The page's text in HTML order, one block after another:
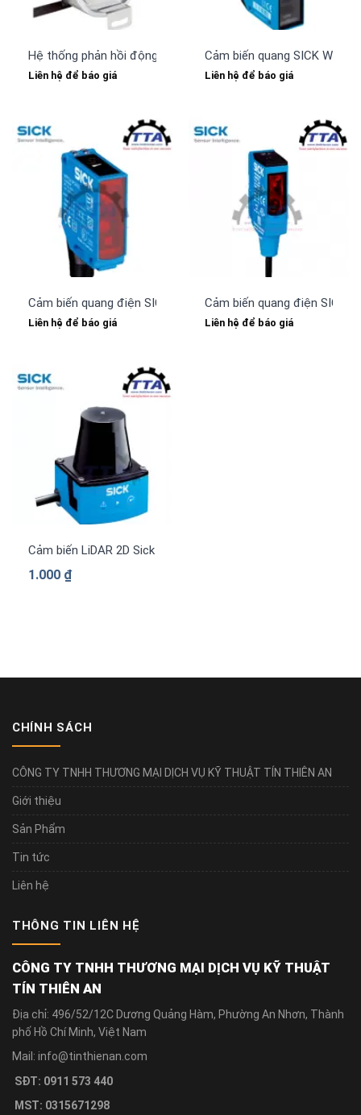
Hệ thống phản hồi động cơ SICK SFS60S-HLKT0K02
Liên hệ để báo giá
Cảm biến quang SICK WT24-
Liên hệ để báo giá
Cảm biến quang điện SICK WTF12-3P2431
Liên hệ để báo giá
Cảm biến quang điện SICK
Liên hệ để báo giá
Cảm biến LiDAR 2D Sick TIM320-1031000
1.000 ₫
CHÍNH SÁCH
CÔNG TY TNHH THƯƠNG MẠI DỊCH VỤ KỸ THUẬT TÍN THIÊN AN
Giới thiệu
Sản Phẩm
Tin tức
Liên hệ
THÔNG TIN LIÊN HỆ
CÔNG TY TNHH THƯƠNG MẠI DỊCH VỤ KỸ THUẬT
TÍN THIÊN AN
Địa chỉ: 496/52/12C Dương Quảng Hàm, Phường An Nhơn, Thành
phố Hồ Chí Minh, Việt Nam
Mail: info@tinthienan.com
SĐT: 0911 573 440
MST: 0315671298